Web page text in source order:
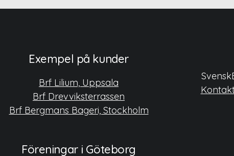
Exempel på kunder
Brf Lilium, Uppsala
Brf Drevviksterrassen
Brf Bergmans Bageri, Stockholm
Föreningar i Göteborg